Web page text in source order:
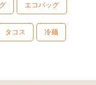
エコバッグ
タコス 冷麺